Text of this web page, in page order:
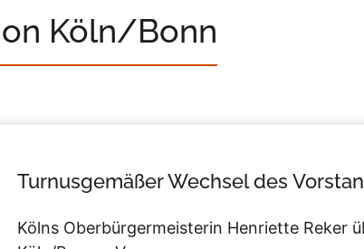
Köln/Bonn
Turnusgemäßer Wechsel des
Kölns Oberbürgermeisterin Henriette Reker